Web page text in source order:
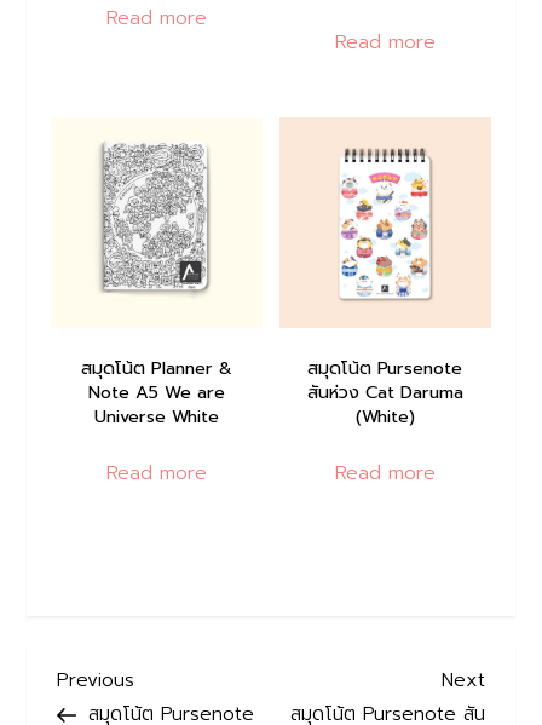
Read more
Read more
สมุดโน้ต Planner &
Note A5 We are
Universe White
Read more
สมุดโน้ต Pursenote
สันห่วง Cat Daruma
(White)
Read more
P
Previous
Post
Previous
สมุดโน้ต Pursenote
Next
Post
Next
สมุดโน้ต Pursenote สัน